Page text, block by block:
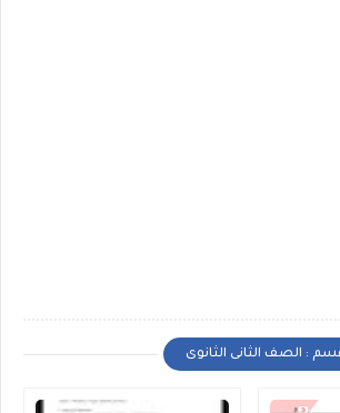
: الصف الثانى الثانوى